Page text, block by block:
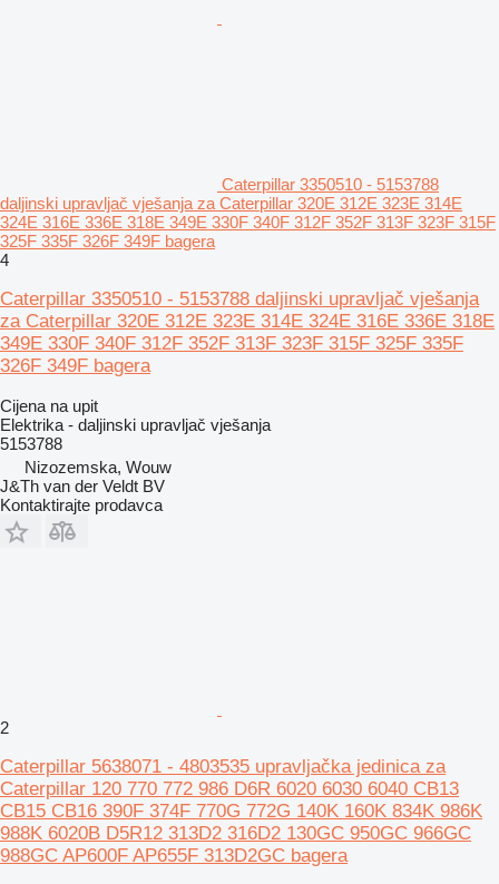
Caterpillar 3350510 - 5153788
daljinski upravljač vješanja za Caterpillar 320E 312E 323E 314E
324E 316E 336E 318E 349E 330F 340F 312F 352F 313F 323F 315F
325F 335F 326F 349F bagera
4
Caterpillar 3350510 - 5153788 daljinski upravljač vješanja
za Caterpillar 320E 312E 323E 314E 324E 316E 336E 318E
349E 330F 340F 312F 352F 313F 323F 315F 325F 335F
326F 349F bagera
Cijena na upit
Elektrika - daljinski upravljač vješanja
5153788
Nizozemska, Wouw
J&Th van der Veldt BV
Kontaktirajte prodavca
2
Caterpillar 5638071 - 4803535 upravljačka jedinica za
Caterpillar 120 770 772 986 D6R 6020 6030 6040 CB13
CB15 CB16 390F 374F 770G 772G 140K 160K 834K 986K
988K 6020B D5R12 313D2 316D2 130GC 950GC 966GC
988GC AP600F AP655F 313D2GC bagera